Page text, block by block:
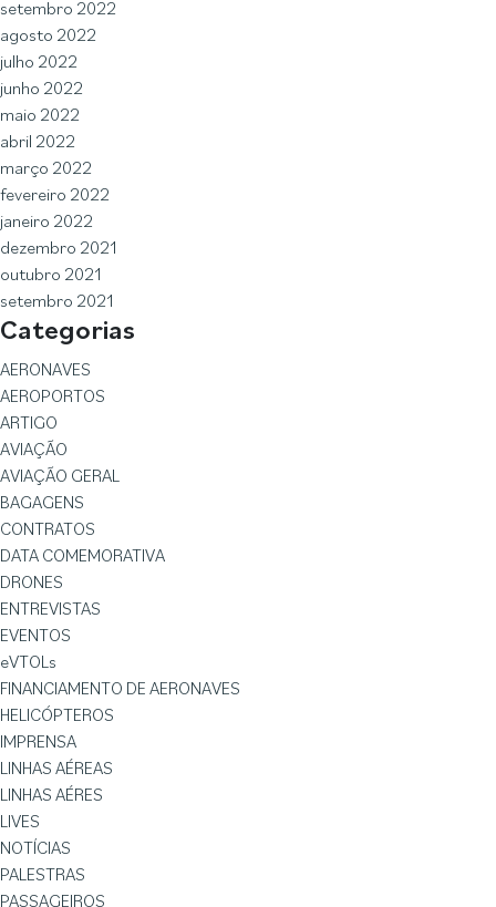
setembro 2022
agosto 2022
julho 2022
junho 2022
maio 2022
abril 2022
março 2022
fevereiro 2022
janeiro 2022
dezembro 2021
outubro 2021
setembro 2021
Categorias
AERONAVES
AEROPORTOS
ARTIGO
AVIAÇÃO
AVIAÇÃO GERAL
BAGAGENS
CONTRATOS
DATA COMEMORATIVA
DRONES
ENTREVISTAS
EVENTOS
eVTOLs
FINANCIAMENTO DE AERONAVES
HELICÓPTEROS
IMPRENSA
LINHAS AÉREAS
LINHAS AÉRES
LIVES
NOTÍCIAS
PALESTRAS
PASSAGEIROS